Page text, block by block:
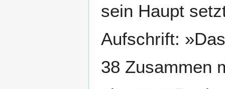
sein Haupt
Aufschrift:
38 Zusammen